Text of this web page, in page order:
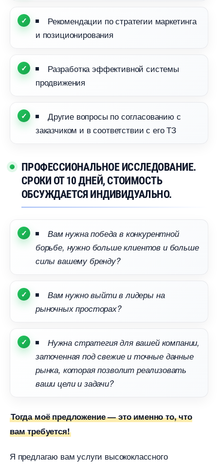
Рекомендации по стратегии маркетинга
и позиционирования
Разработка эффективной системы
продвижения
Другие вопросы по согласованию с
заказчиком и в соответствии с его ТЗ
ПРОФЕССИОНАЛЬНОЕ ИССЛЕДОВАНИЕ.
СРОКИ ОТ 10 ДНЕЙ, СТОИМОСТЬ
ОБСУЖДАЕТСЯ ИНДИВИДУАЛЬНО.
ам нужна победа в конкурентной
орьбе, нужно больше клиентов и больше
силы вашему бренду?
ам нужно выйти в лидеры на
рыночных просторах?
Нужна стратегия для вашей компании,
заточенная под свежие и точные данные
рынка, которая позволит реализовать
аши цели и задачи?
Тогда моё предложение — это именно то, что
ам требуется!
Я предлагаю вам услуги высококлассного